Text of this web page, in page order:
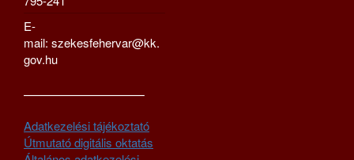
E-
mail: szekesfehervar@kk.
gov.hu
—————————–
Adatkezelési tájékoztató
Útmutató digitális oktatás